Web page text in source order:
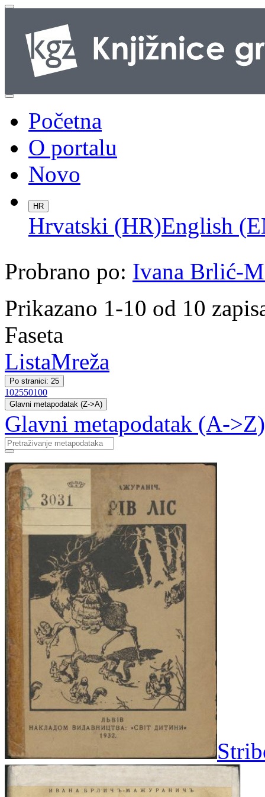
Početna
O portalu
Novo
HR
Hrvatski (HR)English
Probrano po: Ivana Brlić-
Prikazano 1-10 od 10
Faseta
ListaMreža
Po stranici: 25
102550100
Glavni metapodatak (Z->A)
Glavni metapodatak (A->Z)